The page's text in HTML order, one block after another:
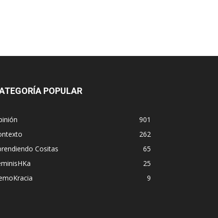
POPULAR
901
262
Cositas
65
25
9